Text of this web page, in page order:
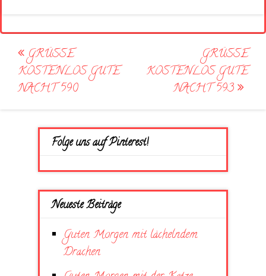
Post
navigation
GRÜSSE K
OSTENLOS GUTE N
ACHT 590
GRÜSSE K
OSTENLOS GUTE N
ACHT 593
Folge uns auf Pinterest!
Neueste Beiträge
Guten Morgen mit lächelndem
Drachen